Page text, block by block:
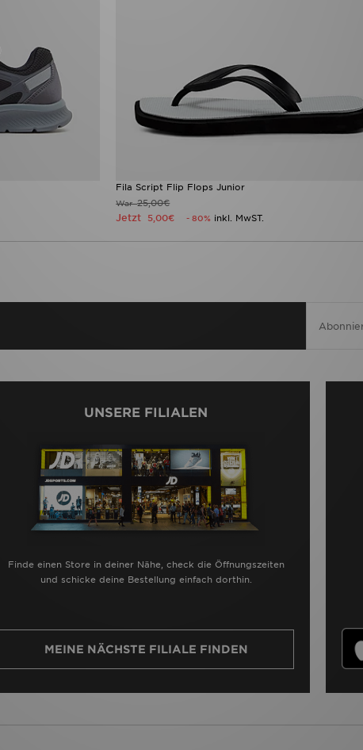
Fila Script Flip Flops Junior
War25,00€
Jetzt 5,00€ - 80% inkl. MwST.
UNSERE FILIALEN
Finde einen Store in deiner Nähe, check die Öffnungszeiten
und schicke deine Bestellung einfach dorthin.
MEINE NÄCHSTE FILIALE FINDEN